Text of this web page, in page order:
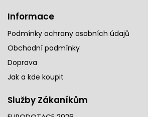
Informace
Podmínky ochrany osobních údajů
Obchodní podmínky
Doprava
Jak a kde koupit
Služby Zákaníkům